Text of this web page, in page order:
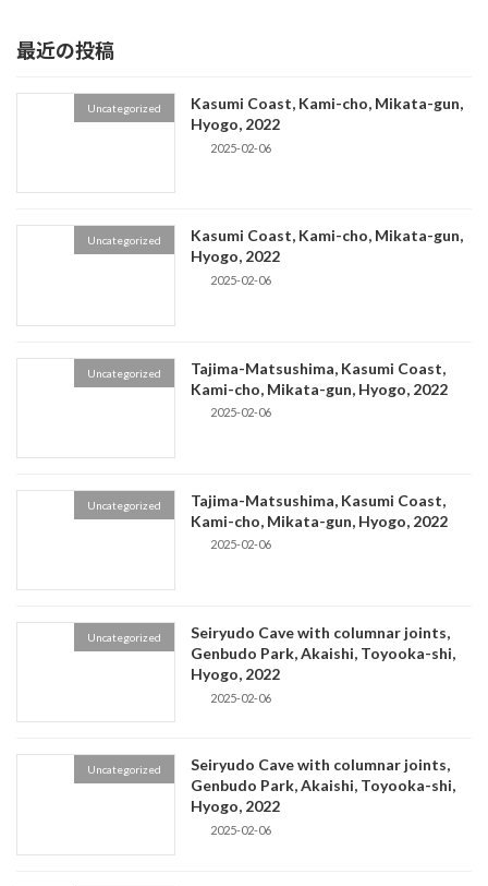
最近の投稿
Uncategorized
Kasumi Coast, Kami-cho, Mikata-gun,
Hyogo, 2022
2025-02-06
Uncategorized
Kasumi Coast, Kami-cho, Mikata-gun,
Hyogo, 2022
2025-02-06
Uncategorized
Tajima-Matsushima, Kasumi Coast,
Kami-cho, Mikata-gun, Hyogo, 2022
2025-02-06
Uncategorized
Tajima-Matsushima, Kasumi Coast,
Kami-cho, Mikata-gun, Hyogo, 2022
2025-02-06
Uncategorized
Seiryudo Cave with columnar joints,
Genbudo Park, Akaishi, Toyooka-shi,
Hyogo, 2022
2025-02-06
Uncategorized
Seiryudo Cave with columnar joints,
Genbudo Park, Akaishi, Toyooka-shi,
Hyogo, 2022
2025-02-06